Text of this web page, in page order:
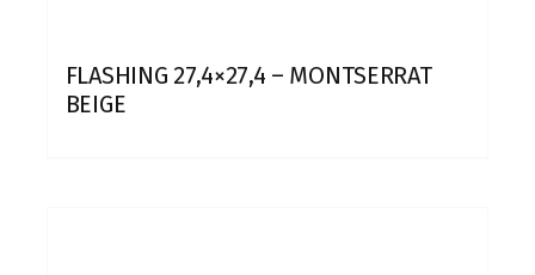
FLASHING 27,4×27,4 – MONTSERRAT
BEIGE